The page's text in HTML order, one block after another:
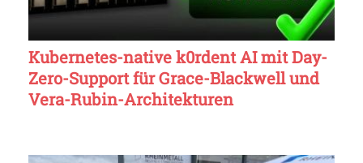
Kubernetes-native k0rdent AI mit Day-
Zero-Support für Grace-Blackwell und
Vera-Rubin-Architekturen